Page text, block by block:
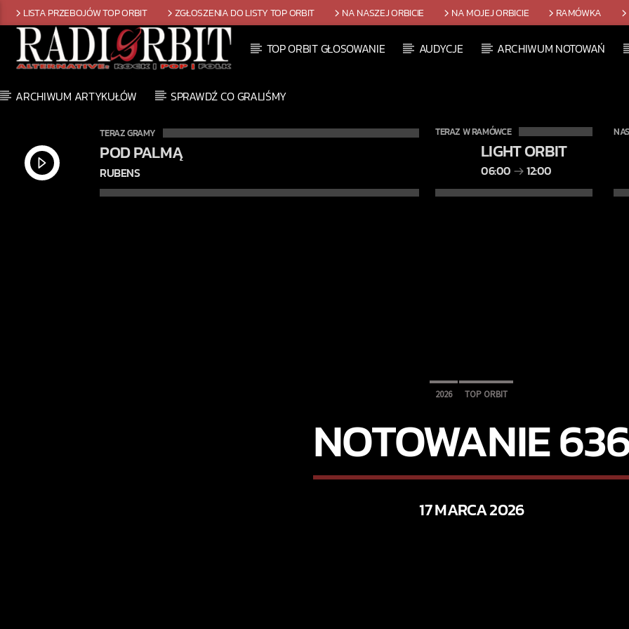
LISTA PRZEBOJÓW TOP ORBIT ZGŁOSZENIA DO LISTY TOP ORBIT NA NASZEJ ORBICIE NA MOJEJ ORBICIE RAMÓWKA
TOP ORBIT GŁOSOWANIE AUDYCJE ARCHIWUM NOTOWAŃ
ARCHIWUM ARTYKUŁÓW SPRAWDŹ CO GRALIŚMY
TERAZ GRAMY
MECHANICAL HEART
BETH HART
TERAZ W RAMÓWCE
LIGHT ORBIT
06:00 12:00
2026 TOP ORBIT
NOTOWANIE
17 MARCA 2026